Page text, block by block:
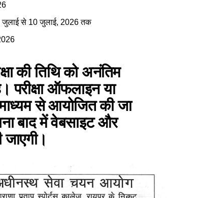
जुलाई से 10 जुलाई, 2026 तक
की तिथि को अनंतिम
ऑफलाइन या
से आयोजित की जा
बाद में वेबसाइट और